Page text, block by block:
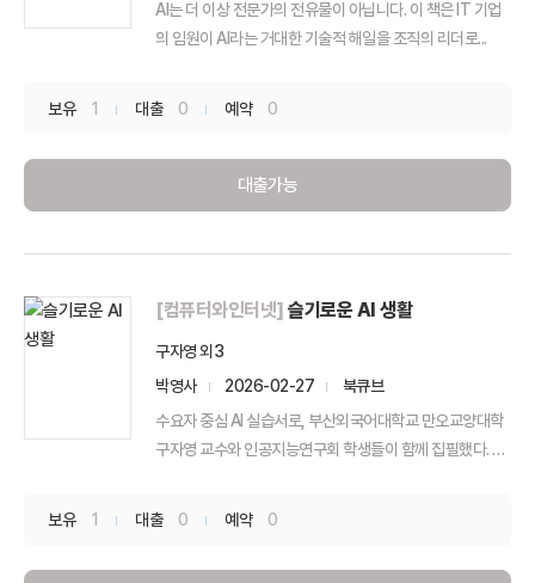
AI는 더 이상 전문가의 전유물이 아닙니다. 이 책은 IT 기업
의 임원이 AI라는 거대한 기술적 해일을 조직의 리더로...
보유 1 대출 0 예약 0
대출가능
[컴퓨터와인터넷] 슬기로운 AI 생활
구자영 외3
박영사
2026-02-27
북큐브
수요자 중심 AI 실습서로, 부산외국어대학교 만오교양대학
구자영 교수와 인공지능연구회 학생들이 함께 집필했다. AI
보유 1 대출 0 예약 0